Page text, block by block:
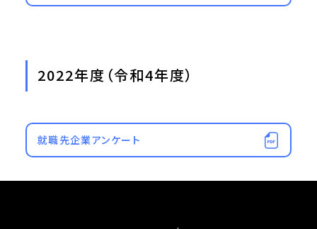
2022年度（令和4年度）
就職先企業アンケート